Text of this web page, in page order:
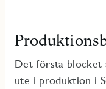
Det första blocket
ute i produktion i